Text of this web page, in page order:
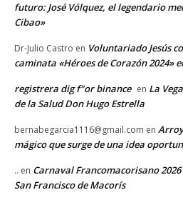
futuro: José Vólquez, el legendario
Cibao»
Dr-Julio Castro en Voluntariado Jesús
caminata «Héroes de Corazón 2024»
registrera dig f"or binance en La
de la Salud Don Hugo Estrella
bernabegarcia1116@gmail.com en
mágico que surge de una idea
.. en Carnaval Francomacorisano
San Francisco de Macorís